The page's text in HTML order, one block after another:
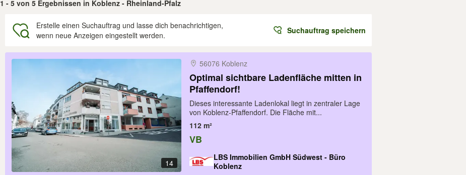
1 - 5 von 5 Ergebnissen in Koblenz - Rheinland-Pfalz
Erstelle einen Suchauftrag und lasse dich benachrichtigen,
wenn neue Anzeigen eingestellt werden.
Suchauftrag speichern
Ergebnisse
14
56076 Koblenz
Optimal sichtbare Ladenfläche mitten in
Pfaffendorf!
Dieses interessante Ladenlokal liegt in zentraler Lage
von Koblenz-Pfaffendorf. Die Fläche mit...
112 m²
VB
LBS Immobilien GmbH Südwest - Büro
Koblenz